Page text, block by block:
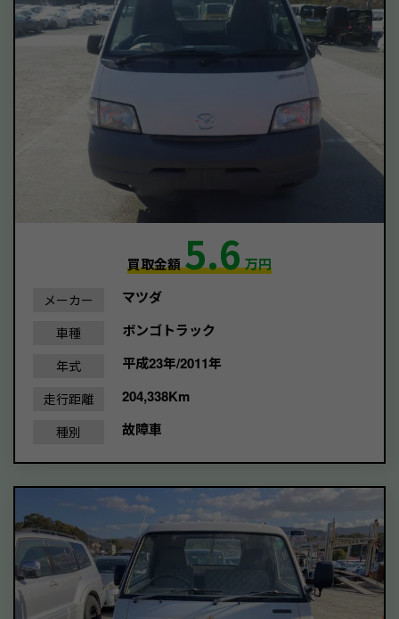
買取金額5.6万円
メーカー マツダ
車種 ボンゴトラック
年式 平成23年/2011年
走行距離 204,338Km
種別 故障車